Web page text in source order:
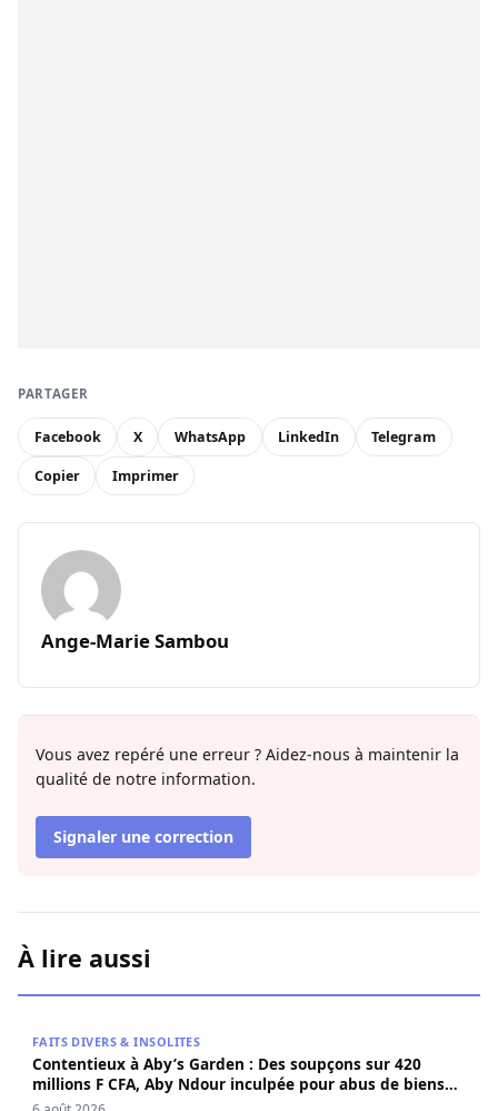
PARTAGER
Facebook X WhatsApp LinkedIn Telegram
Copier Imprimer
Ange-Marie Sambou
Vous avez repéré une erreur ? Aidez-nous à maintenir la
qualité de notre information.
Signaler une correction
À lire aussi
FAITS DIVERS & INSOLITES
Contentieux à Aby’s Garden : Des soupçons sur 420
millions F CFA, Aby Ndour inculpée pour abus de biens
sociaux